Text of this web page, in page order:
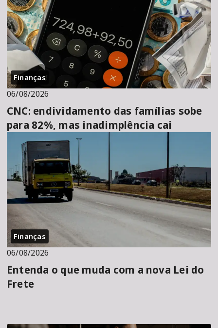
Finanças
06/08/2026
CNC: endividamento das famílias sobe
para 82%, mas inadimplência cai
Finanças
06/08/2026
Entenda o que muda com a nova Lei do
Frete